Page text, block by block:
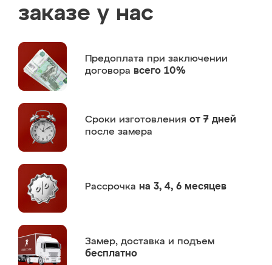
заказе у нас
Предоплата при заключении
договора всего 10%
Сроки изготовления от 7 дней
после замера
Рассрочка на 3, 4, 6 месяцев
Замер, доставка и подъем
бесплатно